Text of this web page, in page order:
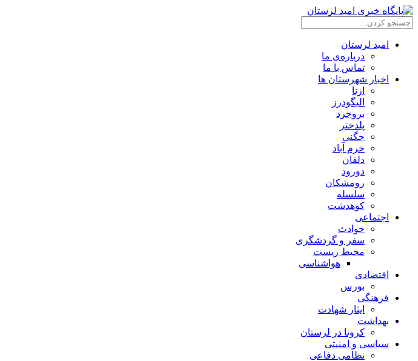
امید لرستان
درباره‌ی ما
تماس با ما
اخبار شهرستان ها
ازنا
الیگودرز
بروجرد
پلدختر
چگنی
خرم آباد
دلفان
دورود
رومشکان
سلسله
کوهدشت
اجتماعی
حوادث
سفر و گردشگری
محیط زیست
هواشناسی
اقتصادی
بورس
فرهنگی
ایثار شهادت
بهداشت
کرونا در لرستان
سیاسی و امنیتی
نظامی دفاعی